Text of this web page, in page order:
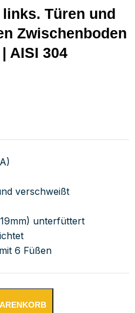
Türen und
Zwischenboden
AISI 304
verschweißt
unterfüttert
6 Füßen